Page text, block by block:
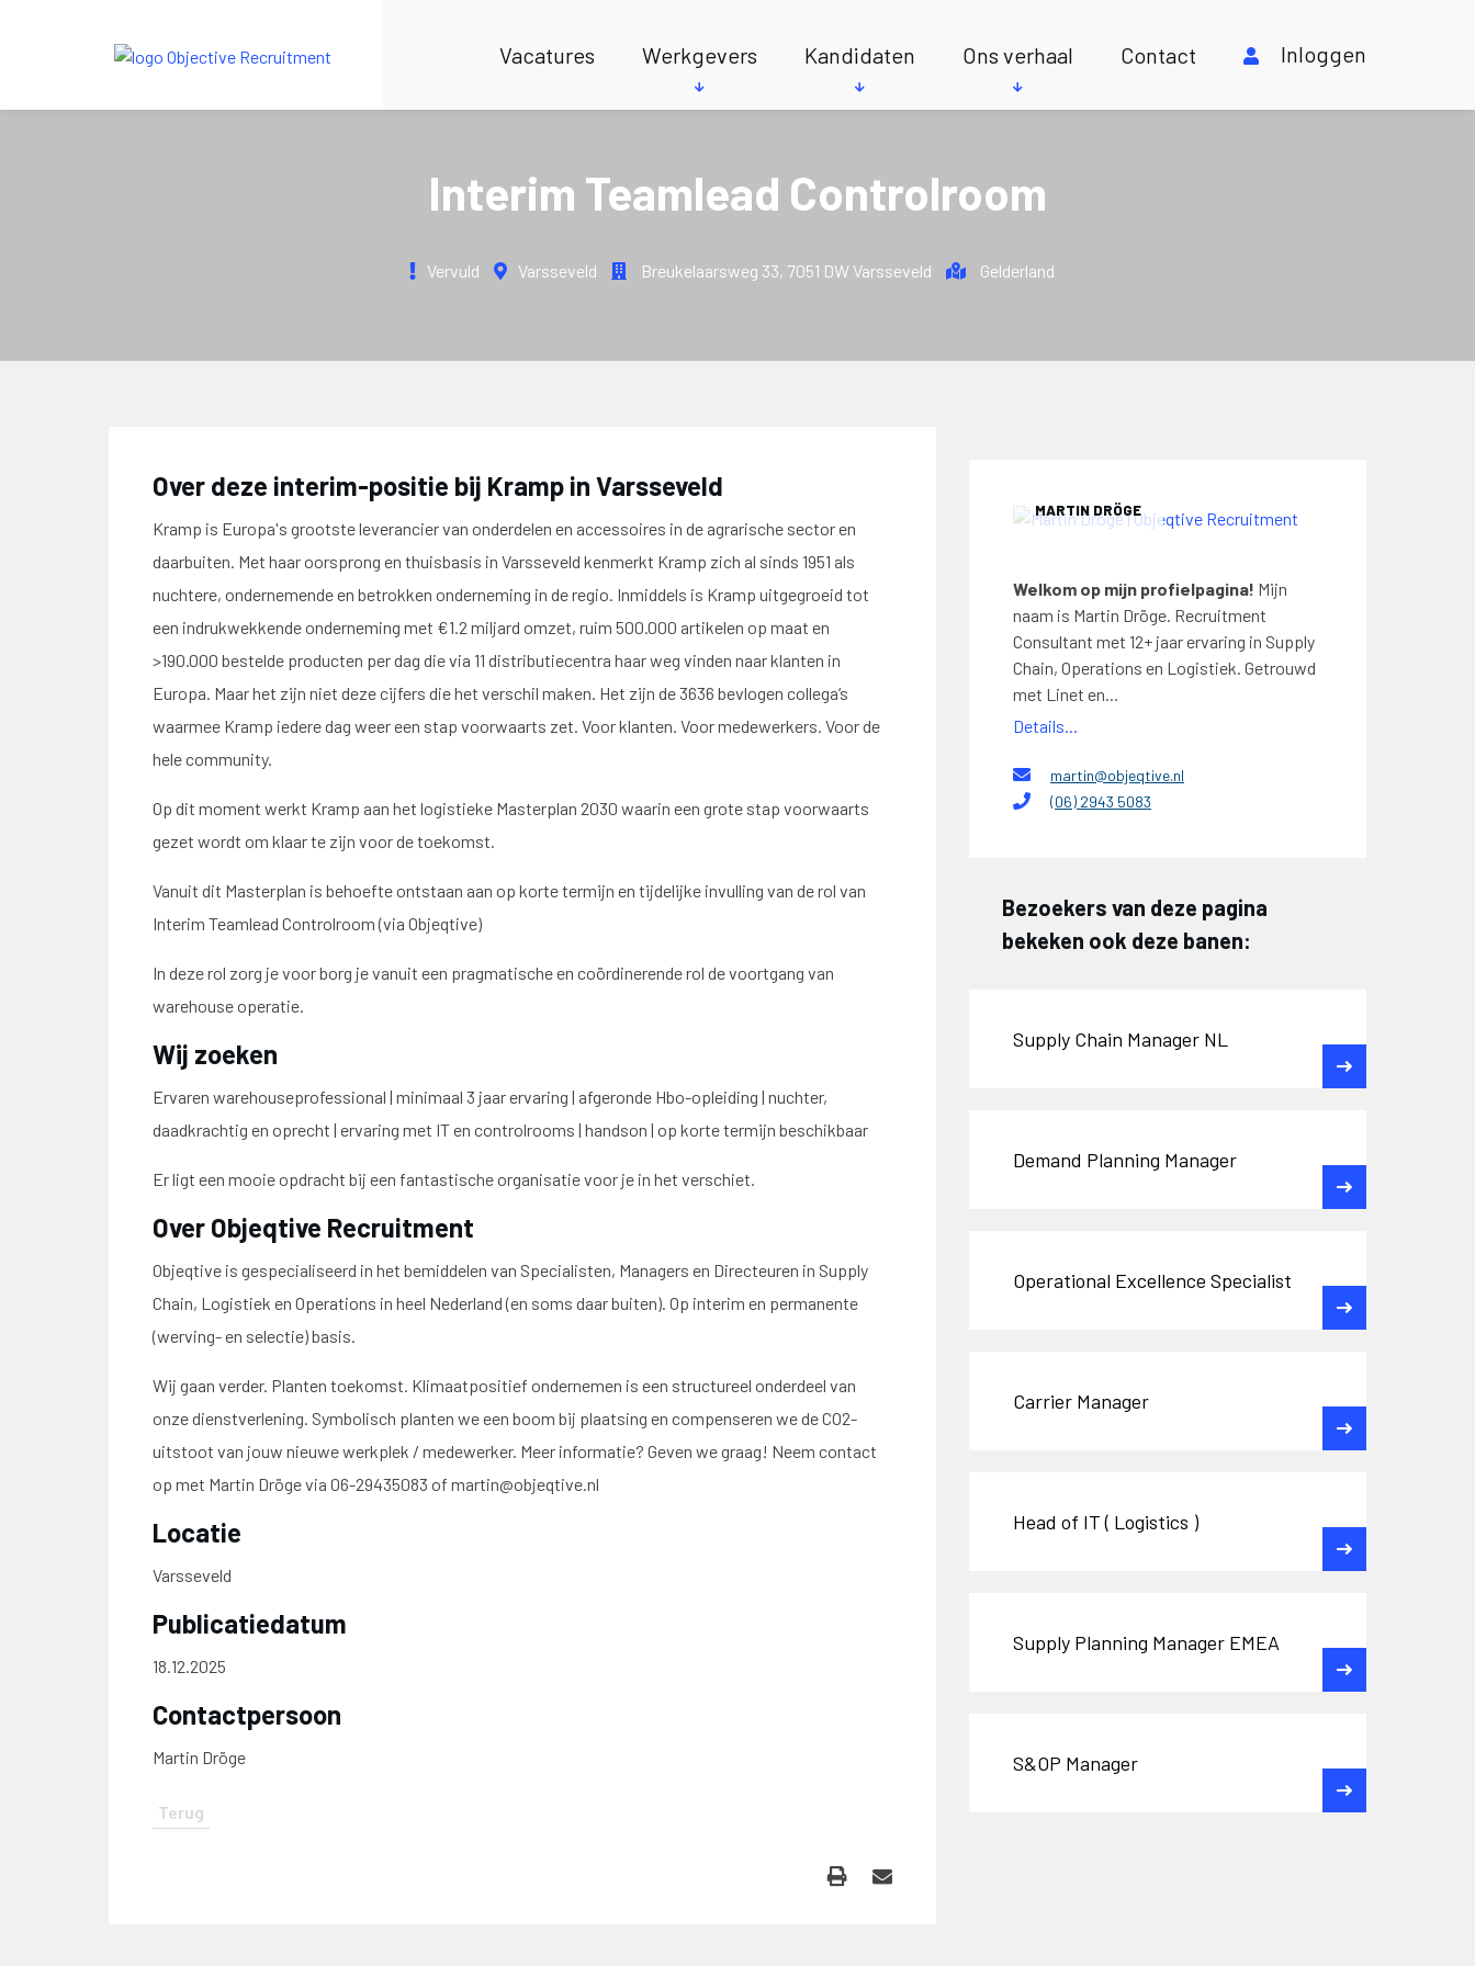
Vacatures Werkgevers Kandidaten Ons verhaal Contact Inloggen
Interim Teamlead Controlroom
Vervuld Varsseveld Breukelaarsweg 33, 7051 DW Varsseveld Gelderland
Over deze interim-positie bij Kramp in Varsseveld
Kramp is Europa's grootste leverancier van onderdelen en accessoires in de agrarische sector en
daarbuiten. Met haar oorsprong en thuisbasis in Varsseveld kenmerkt Kramp zich al sinds 1951 als
nuchtere, ondernemende en betrokken onderneming in de regio. Inmiddels is Kramp uitgegroeid tot
een indrukwekkende onderneming met €1.2 miljard omzet, ruim 500.000 artikelen op maat en
>190.000 bestelde producten per dag die via 11 distributiecentra haar weg vinden naar klanten in
Europa. Maar het zijn niet deze cijfers die het verschil maken. Het zijn de 3636 bevlogen collega’s
waarmee Kramp iedere dag weer een stap voorwaarts zet. Voor klanten. Voor medewerkers. Voor de
hele community.
Op dit moment werkt Kramp aan het logistieke Masterplan 2030 waarin een grote stap voorwaarts
gezet wordt om klaar te zijn voor de toekomst.
Vanuit dit Masterplan is behoefte ontstaan aan op korte termijn en tijdelijke invulling van de rol van
Interim Teamlead Controlroom (via Objeqtive)
In deze rol zorg je voor borg je vanuit een pragmatische en coördinerende rol de voortgang van
warehouse operatie.
Wij zoeken
Ervaren warehouseprofessional | minimaal 3 jaar ervaring | afgeronde Hbo-opleiding | nuchter,
daadkrachtig en oprecht | ervaring met IT en controlrooms | handson | op korte termijn beschikbaar
Er ligt een mooie opdracht bij een fantastische organisatie voor je in het verschiet.
Over Objeqtive Recruitment
Objeqtive is gespecialiseerd in het bemiddelen van Specialisten, Managers en Directeuren in Supply
Chain, Logistiek en Operations in heel Nederland (en soms daar buiten). Op interim en permanente
(werving- en selectie) basis.
Wij gaan verder. Planten toekomst. Klimaatpositief ondernemen is een structureel onderdeel van
onze dienstverlening. Symbolisch planten we een boom bij plaatsing en compenseren we de CO2-
uitstoot van jouw nieuwe werkplek / medewerker. Meer informatie? Geven we graag! Neem contact
op met Martin Dröge via 06-29435083 of martin@objeqtive.nl
Locatie
Varsseveld
Publicatiedatum
18.12.2025
Contactpersoon
Martin Dröge
MARTIN DRÖGE
Welkom op mijn profielpagina! Mijn
naam is Martin Dröge. Recruitment
Consultant met 12+ jaar ervaring in Supply
Chain, Operations en Logistiek. Getrouwd
met Linet en...
Details...
martin@objeqtive.nl
(06) 2943 5083
Bezoekers van deze pagina
bekeken ook deze banen:
Supply Chain Manager NL
Demand Planning Manager
Operational Excellence Specialist
Carrier Manager
Head of IT ( Logistics )
Supply Planning Manager EMEA
S&OP Manager